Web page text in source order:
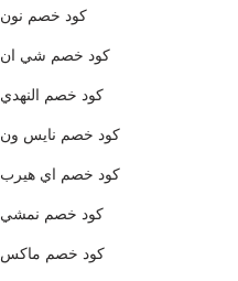
كود خصم نون
كود خصم شي ان
كود خصم النهدي
كود خصم نايس ون
كود خصم اي هيرب
كود خصم نمشي
كود خصم ماكس